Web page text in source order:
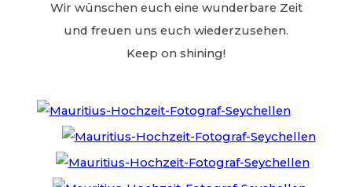
Wir wünschen euch eine wunderbare Zeit
und freuen uns euch wiederzusehen.
Keep on shining!